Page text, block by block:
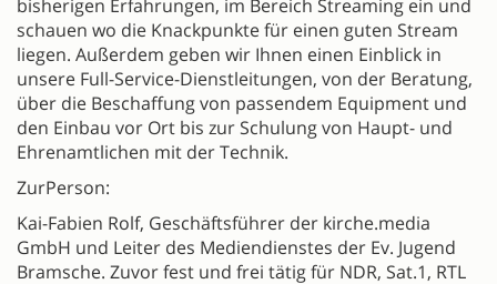
bisherigen Erfahrungen, im Bereich Streaming ein und
schauen wo die Knackpunkte für einen guten Stream
liegen. Außerdem geben wir Ihnen einen Einblick in
unsere Full-Service-Dienstleitungen, von der Beratung,
über die Beschaffung von passendem Equipment und
den Einbau vor Ort bis zur Schulung von Haupt- und
Ehrenamtlichen mit der Technik.
ZurPerson:
Kai-Fabien Rolf, Geschäftsführer der kirche.media
GmbH und Leiter des Mediendienstes der Ev. Jugend
Bramsche. Zuvor fest und frei tätig für NDR, Sat.1, RTL